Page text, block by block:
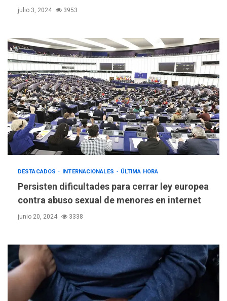
julio 3, 2024 3953
DESTACADOS INTERNACIONALES ÚLTIMA HORA
Persisten dificultades para cerrar ley europea
contra abuso sexual de menores en internet
junio 20, 2024 3338